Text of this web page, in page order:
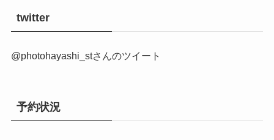
twitter
@photohayashi_stさんのツイート
予約状況